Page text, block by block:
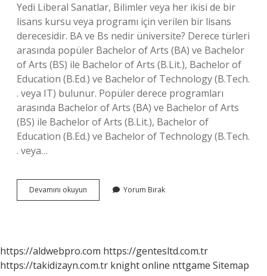
Yedi Liberal Sanatlar, Bilimler veya her ikisi de bir
lisans kursu veya programı için verilen bir lisans
derecesidir. BA ve Bs nedir üniversite? Derece türleri
arasında popüler Bachelor of Arts (BA) ve Bachelor
of Arts (BS) ile Bachelor of Arts (B.Lit.), Bachelor of
Education (B.Ed.) ve Bachelor of Technology (B.Tech.
. veya IT) bulunur. Popüler derece programları
arasında Bachelor of Arts (BA) ve Bachelor of Arts
(BS) ile Bachelor of Arts (B.Lit.), Bachelor of
Education (B.Ed.) ve Bachelor of Technology (B.Tech.
. veya…
Devamını okuyun
Hangi
Yorum Bırak
https://aldwebpro.com https://gentesltd.com.tr
https://takidizayn.com.tr knight online nttgame Sitemap